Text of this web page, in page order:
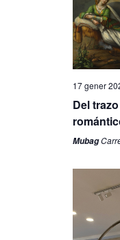
17 gener
Del
Mubag